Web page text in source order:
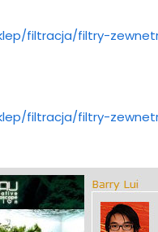
filtracja/filtry-
filtracja/filtry-